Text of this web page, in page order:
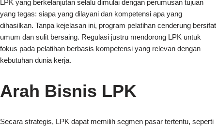
LPK yang berkelanjutan selalu dimulai dengan perumusan tujuan
yang tegas: siapa yang dilayani dan kompetensi apa yang
dihasilkan. Tanpa kejelasan ini, program pelatihan cenderung bersifat
umum dan sulit bersaing. Regulasi justru mendorong LPK untuk
fokus pada pelatihan berbasis kompetensi yang relevan dengan
kebutuhan dunia kerja.
Arah Bisnis LPK
Secara strategis, LPK dapat memilih segmen pasar tertentu, seperti